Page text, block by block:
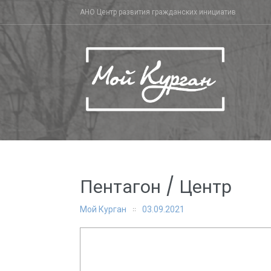
content
АНО Центр развития гражданских инициатив
Пентагон / Центр
Мой Курган 03.09.2021